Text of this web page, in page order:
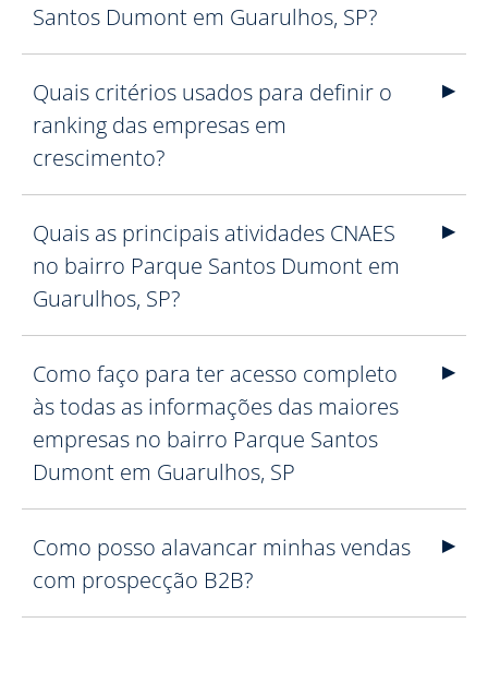
Santos Dumont em Guarulhos, SP?
Quais critérios usados para definir o
ranking das empresas em
crescimento?
Quais as principais atividades CNAES
no bairro Parque Santos Dumont em
Guarulhos, SP?
Como faço para ter acesso completo
às todas as informações das maiores
empresas no bairro Parque Santos
Dumont em Guarulhos, SP
Como posso alavancar minhas vendas
com prospecção B2B?